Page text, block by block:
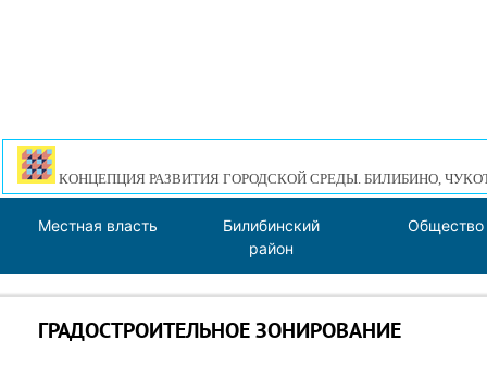
КОНЦЕПЦИЯ РАЗВИТИЯ ГОРОДСКОЙ СРЕДЫ. БИЛИБИНО,
Местная власть
Билибинский
район
Общество
ГРАДОСТРОИТЕЛЬНОЕ ЗОНИРОВАНИЕ